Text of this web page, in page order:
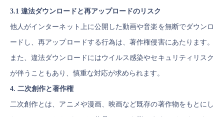
3.1 違法ダウンロードと再アップロードのリスク
他人がインターネット上に公開した動画や音楽を無断でダウンロ
ードし、再アップロードする行為は、著作権侵害にあたります。
また、違法ダウンロードにはウイルス感染やセキュリティリスク
が伴うこともあり、慎重な対応が求められます。
4. 二次創作と著作権
二次創作とは、アニメや漫画、映画など既存の著作物をもとにし